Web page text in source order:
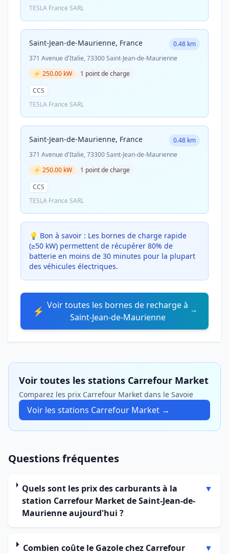
TESLA France SARL
Saint-Jean-de-Maurienne, France
0.48 km
371 Avenue d'Italie, 73300 Saint-Jean-de-Maurienne
⚡ 250.00 kW
1 point de charge
CCS
TESLA France SARL
Saint-Jean-de-Maurienne, France
0.48 km
371 Avenue d'Italie, 73300 Saint-Jean-de-Maurienne
⚡ 250.00 kW
1 point de charge
CCS
TESLA France SARL
💡 Bon à savoir : Les bornes de charge rapide
(≥50 kW) permettent de récupérer 80% de
batterie en moins de 30 minutes pour la plupart
des véhicules électriques.
⚡ Voir toutes les bornes de recharge à
Saint-Jean-de-Maurienne
Voir toutes les stations Carrefour Market
Comparez les prix Carrefour Market dans le Savoie
Voir les stations Carrefour Market →
Questions fréquentes
Quels sont les prix des carburants à la
station Carrefour Market de Saint-Jean-de-
Maurienne aujourd'hui ?
▼
Combien coûte le Gazole chez Carrefour
▼